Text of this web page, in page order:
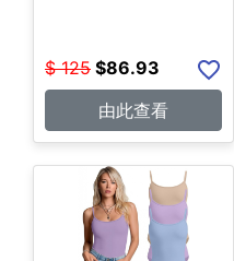
$ 125 $86.93
由此查看